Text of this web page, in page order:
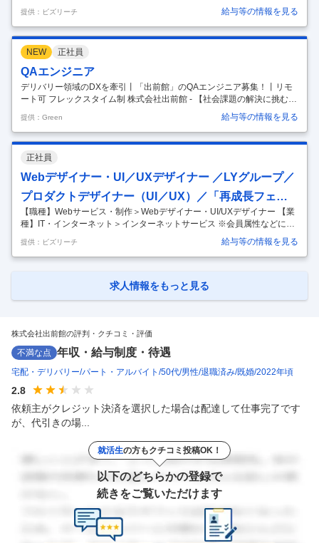
際に内容が異なる場合があります ■出前館のビジネスモデル 出前館に出
店いただく加盟店様、注文してくださるユーザー様、両者をむずびつけ
てくださる配達員様、そのプラットフォームを提供する私たち。出前館
というサービスは関わるステークホルダーが複数にまたがる非常にユニ
ークなビジネスモデルです。 誰か一者だけがメリットを享受している状
態では、サービスとして成立しません。どの立場にとっても価値のあ
る、“四方よし”の関係が成り立っていてはじめて、プラットフォームと
して機能しま…
提供：ビズリーチ 給与等の情報を見る
NEW 正社員
QAエンジニア
デリバリー領域のDXを牽引丨「出前館」のQAエンジニア募集！丨リモ
ート可 フレックスタイム制 株式会社出前館 - 【社会課題の解決に挑む国
内最大級のデリバリーテック企業／これからの ”ライフインフラ” として
業界のDXを牽引】 仕事内容 大規模QAプロジェクトをリードできる！
テスト自動化の推進など、できることの可能性は無限大！ プロダクトを
一緒に作り上げていける！ 【具体的な業務】 出前館サービスのQA／テ
スト業務をお任せします。 ・プロジェクト／プロダクト品質の向上を目
的としたQA業務の遂行とリーディング ・サービス品質向上を意識した
サービス企画・技術設計へのQAレビュー ・テスト自動化の …
提供：Green 給与等の情報を見る
正社員
Webデザイナー・UI／UXデザイナー ／LYグループ／
プロダクトデザイナー（UI／UX）／「再成長フェー
ズ」の事業グロースをお任せします
【職種】Webサービス・制作＞Webデザイナー・UI/UXデザイナー 【業
種】IT・インターネット＞インターネットサービス ※会員属性などに応
じ、当該求人をビズリーチ上で閲覧された際に内容が異なる場合があり
ます ▍募集背景 2026年3月、出前館は プロダクトで「勝つ」ための組
織改編を行いました。 従来の「企画・デザイン」と「エンジニア」の組
の「コンポーネントごとの最適化」や「ビジネス側からの要望対応」と
提供：ビズリーチ 給与等の情報を見る
求人情報をもっと見る
株式会社出前館の評判・クチコミ・評価
不満な点 年収・給与制度・待遇
宅配・デリバリー パート・アルバイト 50代 男性 退職済み 既婚 2022年頃
2.8
依頼主がクレジット決済を選択した場合は配達して仕事完了です
が、代引きの場...
就活生の方もクチコミ投稿OK！
以下のどちらかの登録で
続きをご覧いただけます